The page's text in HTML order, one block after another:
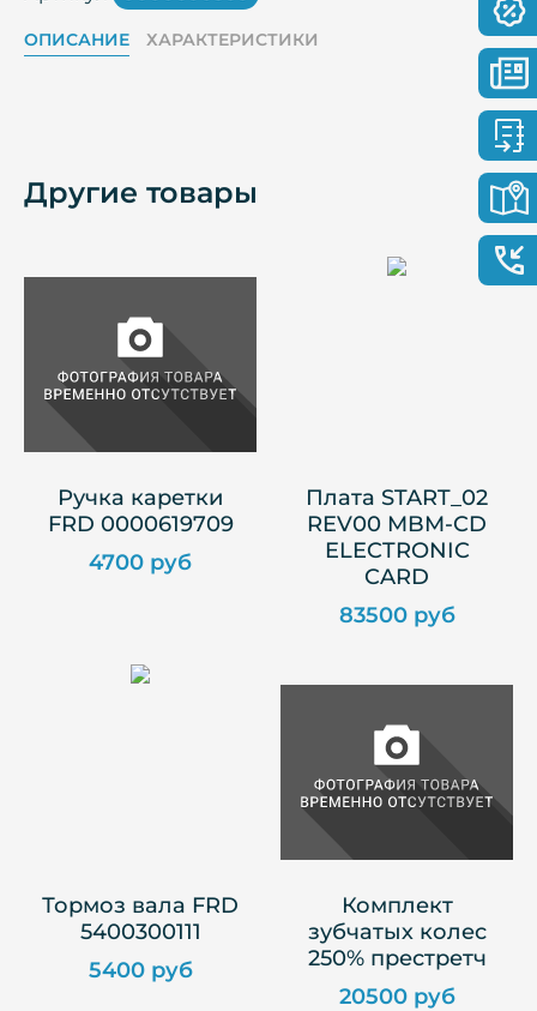
ОПИСАНИЕ ХАРАКТЕРИСТИКИ
Другие товары
Ручка каретки
FRD 0000619709
4700 руб
Плата START_02
REV00 MBM-CD
ELECTRONIC
CARD
83500 руб
Тормоз вала FRD
5400300111
5400 руб
Комплект
зубчатых колес
250% престретч
20500 руб